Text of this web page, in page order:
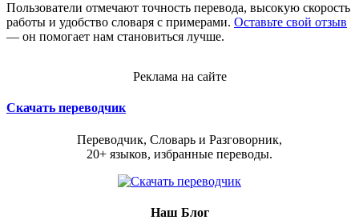
Пользователи отмечают точность перевода, высокую скорость
работы и удобство словаря с примерами. Оставьте свой отзыв
— он помогает нам становиться лучше.
Реклама на сайте
Скачать переводчик
Переводчик, Словарь и Разговорник,
20+ языков, избранные переводы.
Наш Блог